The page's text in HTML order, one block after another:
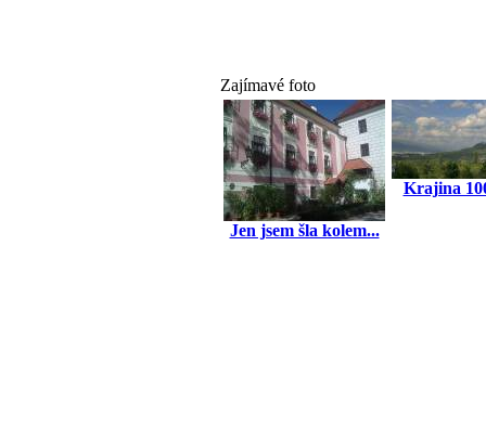
Zajímavé foto
Jen jsem šla kolem...
Krajina